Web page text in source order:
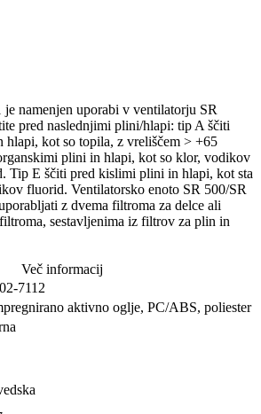
namenjen uporabi v ventilatorju SR
pred naslednjimi plini/hlapi: tip A ščiti
hlapi, kot so topila, z vreliščem > +65
plini in hlapi, kot so klor, vodikov
Tip E ščiti pred kislimi plini in hlapi, kot sta
fluorid. Ventilatorsko enoto SR 500/SR
z dvema filtroma za delce ali
sestavljenima iz filtrov za plin in
Več informacij
7112
aktivno oglje, PC/ABS, poliester